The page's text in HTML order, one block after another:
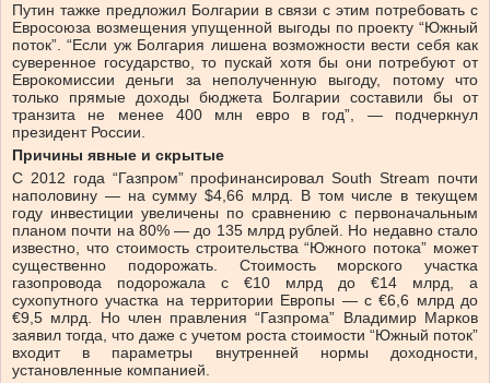
Путин тажке предложил Болгарии в связи с этим потребовать с
Евросоюза возмещения упущенной выгоды по проекту “Южный
поток”. “Если уж Болгария лишена возможности вести себя как
суверенное государство, то пускай хотя бы они потребуют от
Еврокомиссии деньги за неполученную выгоду, потому что
только прямые доходы бюджета Болгарии составили бы от
транзита не менее 400 млн евро в год”, — подчеркнул
президент России.
Причины явные и скрытые
С 2012 года “Газпром” профинансировал South Stream почти
наполовину — на сумму $4,66 млрд. В том числе в текущем
году инвестиции увеличены по сравнению с первоначальным
планом почти на 80% — до 135 млрд рублей. Но недавно стало
известно, что стоимость строительства “Южного потока” может
существенно подорожать. Стоимость морского участка
газопровода подорожала с €10 млрд до €14 млрд, а
сухопутного участка на территории Европы — с €6,6 млрд до
€9,5 млрд. Но член правления “Газпрома” Владимир Марков
заявил тогда, что даже с учетом роста стоимости “Южный поток”
входит в параметры внутренней нормы доходности,
установленные компанией.